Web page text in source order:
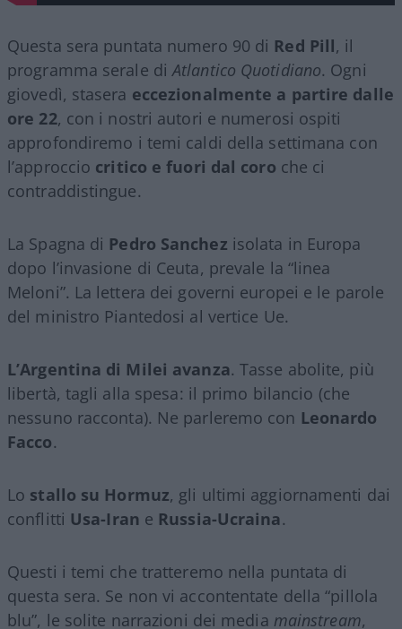
Questa sera puntata numero 90 di Red Pill, il
programma serale diAtlantico Quotidiano. Ogni
giovedì, stasera eccezionalmente a partire dalle
ore 22, con i nostri autori e numerosi ospiti
approfondiremo i temi caldi della settimana con
l’approccio critico e fuori dal coro che ci
contraddistingue.
La Spagna di Pedro Sanchez isolata in Europa
dopo l’invasione di Ceuta, prevale la “linea
Meloni”. La lettera dei governi europei e le parole
del ministro Piantedosi al vertice Ue.
L’Argentina di Milei avanza. Tasse abolite, più
libertà, tagli alla spesa: il primo bilancio (che
nessuno racconta). Ne parleremo con Leonardo
Facco.
Lo stallo su Hormuz, gli ultimi aggiornamenti dai
conflitti Usa-Iran e Russia-Ucraina.
Questi i temi che tratteremo nella puntata di
questa sera. Se non vi accontentate della “pillola
blu”, le solite narrazioni dei media mainstream,